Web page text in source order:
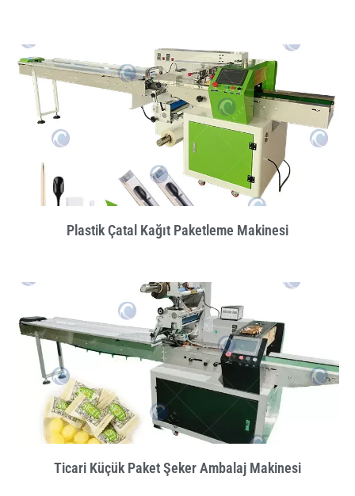
Plastik Çatal Kağıt Paketleme Makinesi
Ticari Küçük Paket Şeker Ambalaj Makinesi